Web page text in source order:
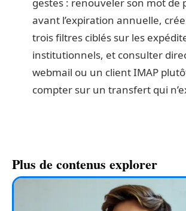
gestes : renouveler son mot de
avant l’expiration annuelle,
trois filtres ciblés sur les
institutionnels, et consulter
webmail ou un client IMAP
compter sur un transfert qui
Plus de contenus explorer